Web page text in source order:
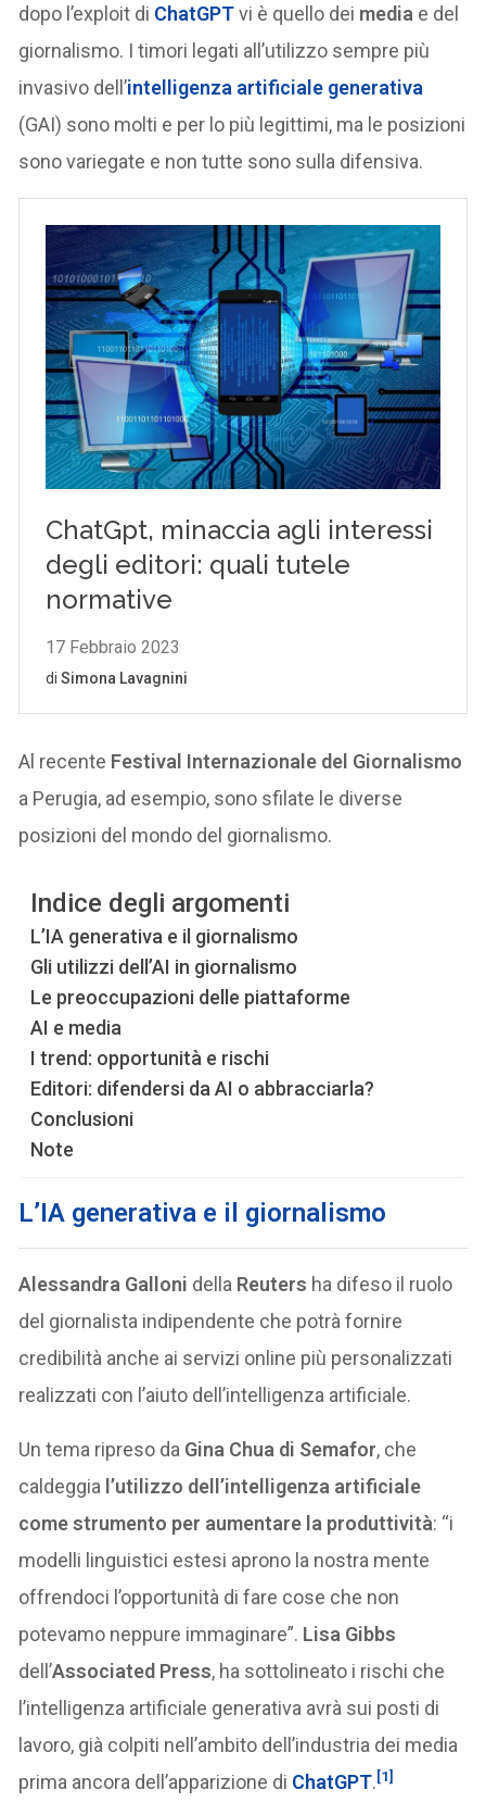
dopo l’exploit di ChatGPTvi è quello dei media e del
giornalismo. I timori legati all’utilizzo sempre più
invasivo dell’intelligenza artificiale generativa
(GAI) sono molti e per lo più legittimi, ma le posizioni
sono variegate e non tutte sono sulla difensiva.
Al recente Festival Internazionale del Giornalismo
a Perugia, ad esempio, sono sfilate le diverse
posizioni del mondo del giornalismo.
Indice degli argomenti
L’IA generativa e il giornalismo
Gli utilizzi dell’AI in giornalismo
Le preoccupazioni delle piattaforme
AI e media
I trend: opportunità e rischi
Editori: difendersi da AI o abbracciarla?
Conclusioni
Note
L’IA generativa e il giornalismo
Alessandra Galloni della Reuters ha difeso il ruolo
del giornalista indipendente che potrà fornire
credibilità anche ai servizi online più personalizzati
realizzati con l’aiuto dell’intelligenza artificiale.
Un tema ripreso da Gina Chua di Semafor, che
caldeggia l’utilizzo dell’intelligenza artificiale
come strumento per aumentare la produttività: “i
modelli linguistici estesi aprono la nostra mente
offrendoci l’opportunità di fare cose che non
potevamo neppure immaginare”. Lisa Gibbs
dell’Associated Press, ha sottolineato i rischi che
l’intelligenza artificiale generativa avrà sui posti di
lavoro, già colpiti nell’ambito dell’industria dei media
prima ancora dell’apparizione di ChatGPT.[1]